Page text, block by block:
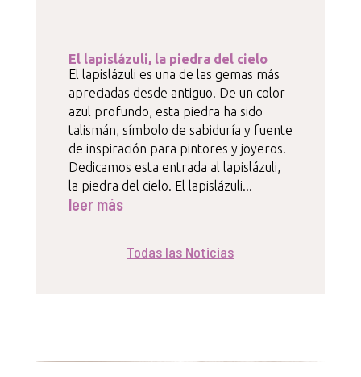
El lapislázuli, la piedra del cielo
El lapislázuli es una de las gemas más
apreciadas desde antiguo. De un color
azul profundo, esta piedra ha sido
talismán, símbolo de sabiduría y fuente
de inspiración para pintores y joyeros.
Dedicamos esta entrada al lapislázuli,
la piedra del cielo. El lapislázuli...
leer más
Todas las Noticias